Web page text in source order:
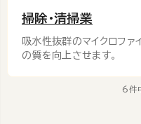
掃除・清掃業
吸水性抜群のマイクロファ
の質を向上させます。
6件